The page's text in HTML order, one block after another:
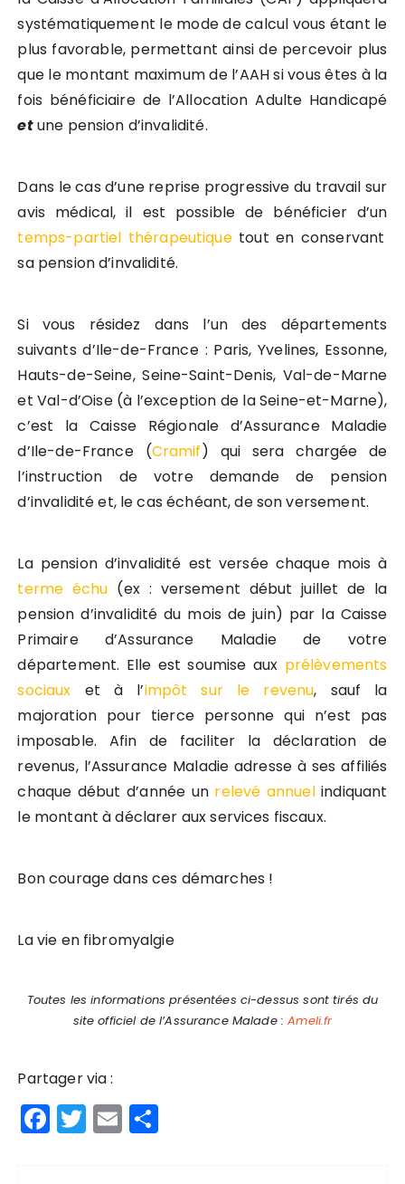
systématiquement le mode de calcul vous étant le
plus favorable, permettant ainsi de percevoir plus
que le montant maximum de l’AAH si vous êtes à la
fois bénéficiaire de l’Allocation Adulte Handicapé
etune pension d’invalidité.
Dans le cas d’une reprise progressive du travail sur
avis médical, il est possible de bénéficier d’un
temps-partiel thérapeutique tout en conservant
sa pension d’invalidité.
Si vous résidez dans l’un des départements
suivants d’Ile-de-France : Paris, Yvelines, Essonne,
Hauts-de-Seine, Seine-Saint-Denis, Val-de-Marne
et Val-d’Oise (à l’exception de la Seine-et-Marne),
c’est la Caisse Régionale d’Assurance Maladie
d’Ile-de-France (Cramif) qui sera chargée de
l’instruction de votre demande de pension
d’invalidité et, le cas échéant, de son versement.
La pension d’invalidité est versée chaque mois à
terme échu (ex : versement début juillet de la
pension d’invalidité du mois de juin) par la Caisse
Primaire d’Assurance Maladie de votre
département. Elle est soumise aux prélèvements
sociaux et à l’impôt sur le revenu, sauf la
majoration pour tierce personne qui n’est pas
imposable. Afin de faciliter la déclaration de
revenus, l’Assurance Maladie adresse à ses affiliés
chaque début d’année un relevé annuelindiquant
le montant à déclarer aux services fiscaux.
Bon courage dans ces démarches !
La vie en fibromyalgie
Toutes les informations présentées ci-dessus sont tirés du
site officiel de l’Assurance Malade :Ameli.fr
Partager via :
F
a
T
w
E
m